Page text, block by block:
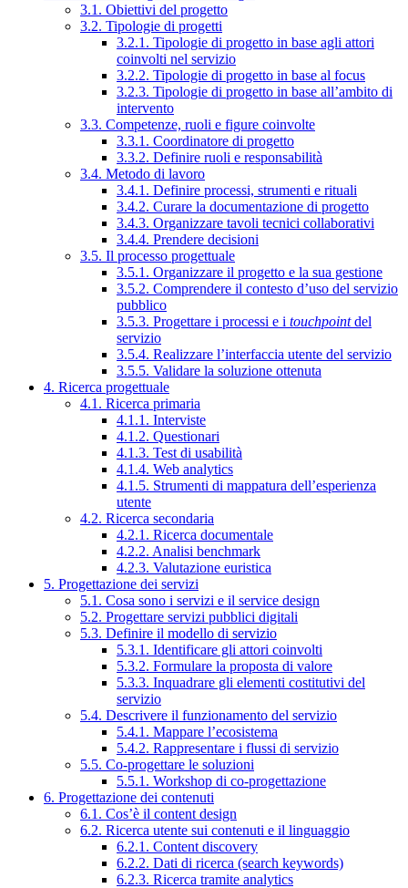
3.1. Obiettivi del progetto
3.2. Tipologie di progetti
3.2.1. Tipologie di progetto in base agli attori
coinvolti nel servizio
3.2.2. Tipologie di progetto in base al focus
3.2.3. Tipologie di progetto in base all’ambito di
intervento
3.3. Competenze, ruoli e figure coinvolte
3.3.1. Coordinatore di progetto
3.3.2. Definire ruoli e responsabilità
3.4. Metodo di lavoro
3.4.1. Definire processi, strumenti e rituali
3.4.2. Curare la documentazione di progetto
3.4.3. Organizzare tavoli tecnici collaborativi
3.4.4. Prendere decisioni
3.5. Il processo progettuale
3.5.1. Organizzare il progetto e la sua gestione
3.5.2. Comprendere il contesto d’uso del servizio
pubblico
3.5.3. Progettare i processi e i touchpointdel
servizio
3.5.4. Realizzare l’interfaccia utente del servizio
3.5.5. Validare la soluzione ottenuta
4. Ricerca progettuale
4.1. Ricerca primaria
4.1.1. Interviste
4.1.2. Questionari
4.1.3. Test di usabilità
4.1.4. Web analytics
4.1.5. Strumenti di mappatura dell’esperienza
utente
4.2. Ricerca secondaria
4.2.1. Ricerca documentale
4.2.2. Analisi benchmark
4.2.3. Valutazione euristica
5. Progettazione dei servizi
5.1. Cosa sono i servizi e il service design
5.2. Progettare servizi pubblici digitali
5.3. Definire il modello di servizio
5.3.1. Identificare gli attori coinvolti
5.3.2. Formulare la proposta di valore
5.3.3. Inquadrare gli elementi costitutivi del
servizio
5.4. Descrivere il funzionamento del servizio
5.4.1. Mappare l’ecosistema
5.4.2. Rappresentare i flussi di servizio
5.5. Co-progettare le soluzioni
5.5.1. Workshop di co-progettazione
6. Progettazione dei contenuti
6.1. Cos’è il content design
6.2. Ricerca utente sui contenuti e il linguaggio
6.2.1. Content discovery
6.2.2. Dati di ricerca (search keywords)
6.2.3. Ricerca tramite analytics